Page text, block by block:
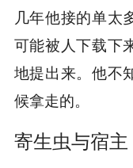
几年他接的单太
可能被人下载下
地提出来。他不
候拿走的。
寄生虫与宿主